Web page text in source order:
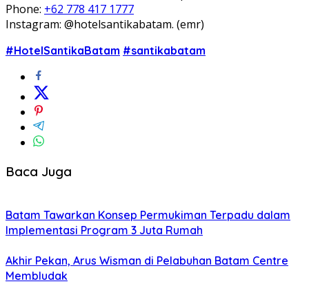
Phone: +62 778 417 1777
Instagram: @hotelsantikabatam. (emr)
#HotelSantikaBatam #santikabatam
Baca Juga
Batam Tawarkan Konsep Permukiman Terpadu dalam
Implementasi Program 3 Juta Rumah
Akhir Pekan, Arus Wisman di Pelabuhan Batam Centre
Membludak